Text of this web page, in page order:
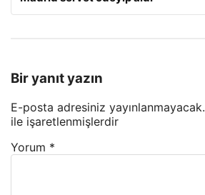
Bir yanıt yazın
E-posta adresiniz yayınlanmayacak.
ile işaretlenmişlerdir
Yorum *